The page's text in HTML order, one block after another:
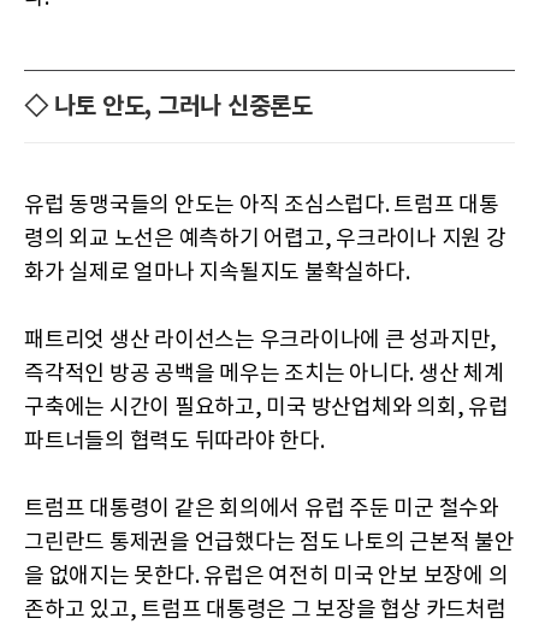
◇ 나토 안도, 그러나 신중론도
유럽 동맹국들의 안도는 아직 조심스럽다. 트럼프 대통
령의 외교 노선은 예측하기 어렵고, 우크라이나 지원 강
화가 실제로 얼마나 지속될지도 불확실하다.
패트리엇 생산 라이선스는 우크라이나에 큰 성과지만,
즉각적인 방공 공백을 메우는 조치는 아니다. 생산 체계
구축에는 시간이 필요하고, 미국 방산업체와 의회, 유럽
파트너들의 협력도 뒤따라야 한다.
트럼프 대통령이 같은 회의에서 유럽 주둔 미군 철수와
그린란드 통제권을 언급했다는 점도 나토의 근본적 불안
을 없애지는 못한다. 유럽은 여전히 미국 안보 보장에 의
존하고 있고, 트럼프 대통령은 그 보장을 협상 카드처럼